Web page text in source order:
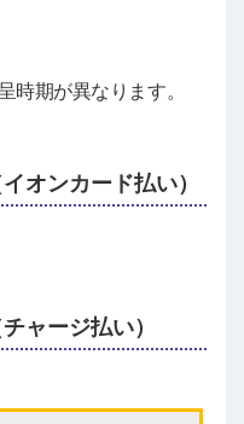
時期が異なります。
オンカード払い）
ャージ払い）